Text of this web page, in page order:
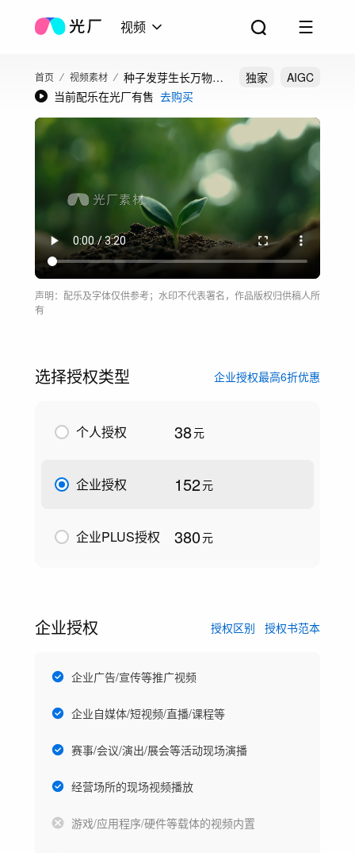
视频
首页 视频素材
种子发芽生长万物复
苏春意盎然合集
独家
AIGC
当前配乐在光厂有售 去购买
声明：配乐及字体仅供参考；水印不代表署名，作品版权归供稿人所
有
选择授权类型 企业授权最高6折优惠
个人授权 38元
企业授权 152元
企业PLUS授权 380元
企业授权 授权区别 授权书范本
企业广告/宣传等推广视频
企业自媒体/短视频/直播/课程等
赛事/会议/演出/展会等活动现场演播
经营场所的现场视频播放
游戏/应用程序/硬件等载体的视频内置